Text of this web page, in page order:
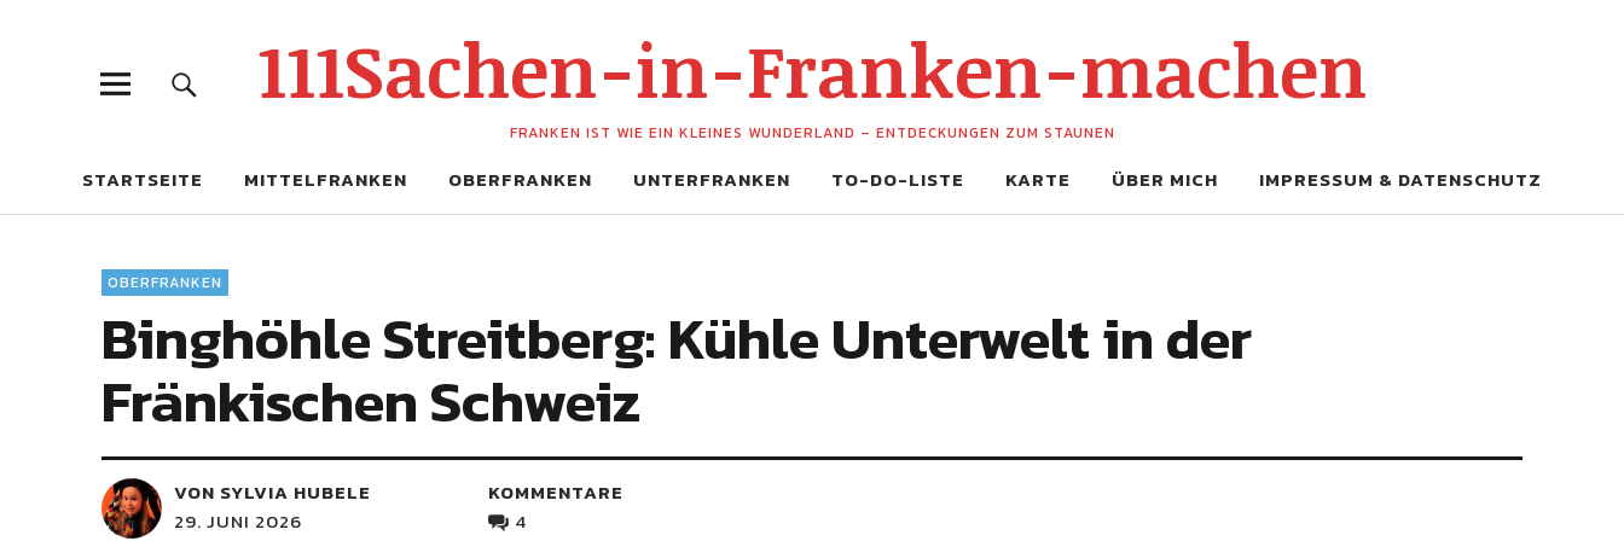
111Sachen-in-Franken-machen
FRANKEN IST WIE EIN KLEINES WUNDERLAND – ENTDECKUNGEN ZUM STAUNEN
STARTSEITE MITTELFRANKEN OBERFRANKEN UNTERFRANKEN TO-DO-LISTE KARTE ÜBER MICH IMPRESSUM & DATENSCHUTZ
OBERFRANKEN
Binghöhle Streitberg: Kühle Unterwelt in der
Fränkischen Schweiz
VON SYLVIA HUBELE
29. JUNI 2026
KOMMENTARE
4